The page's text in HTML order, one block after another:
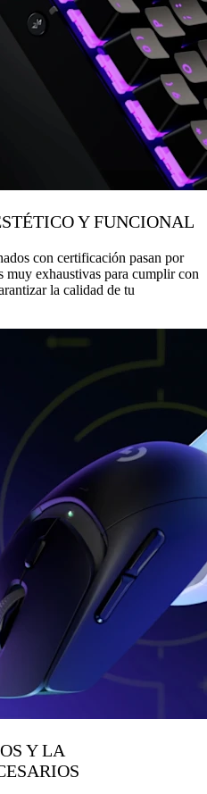
Y FUNCIONAL
con certificación pasan por
muy exhaustivas para cumplir con
la calidad de tu
Y LA